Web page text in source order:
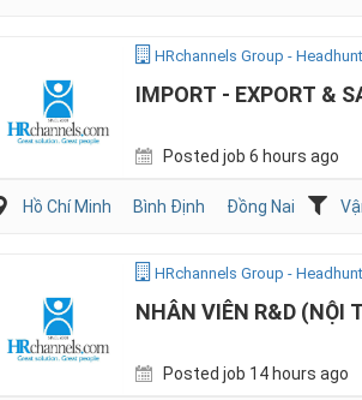
HRchannels Group -
IMPORT - EXPORT &
Posted job 6 hours ago
Hồ Chí Minh Bình Định Đồng Nai
HRchannels Group -
NHÂN VIÊN R&D (NỘI
Posted job 14 hours ago